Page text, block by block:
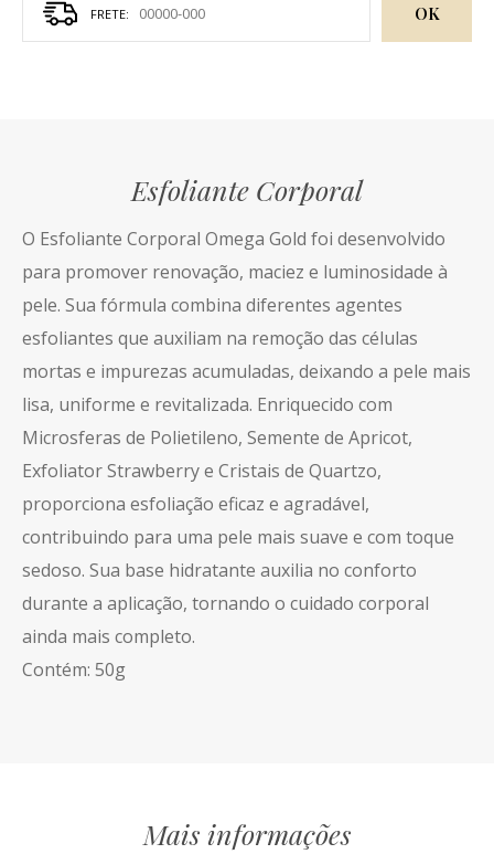
OK
Esfoliante Corporal
O Esfoliante Corporal Omega Gold foi desenvolvido
para promover renovação, maciez e luminosidade à
pele. Sua fórmula combina diferentes agentes
esfoliantes que auxiliam na remoção das células
mortas e impurezas acumuladas, deixando a pele mais
lisa, uniforme e revitalizada. Enriquecido com
Microsferas de Polietileno, Semente de Apricot,
Exfoliator Strawberry e Cristais de Quartzo,
proporciona esfoliação eficaz e agradável,
contribuindo para uma pele mais suave e com toque
sedoso. Sua base hidratante auxilia no conforto
durante a aplicação, tornando o cuidado corporal
ainda mais completo.
Contém: 50g
Mais informações